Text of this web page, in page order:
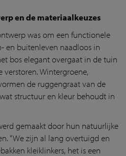
en de materiaalkeuzes
was om een functionele
en buitenleven naadloos in
bos elegant overgaat in de tuin
verstoren. Wintergroene,
de ruggengraat van de
structuur en kleur behoudt in
gemaakt door hun natuurlijke
“We zijn al lang overtuigd en
kleiklinkers, het is een